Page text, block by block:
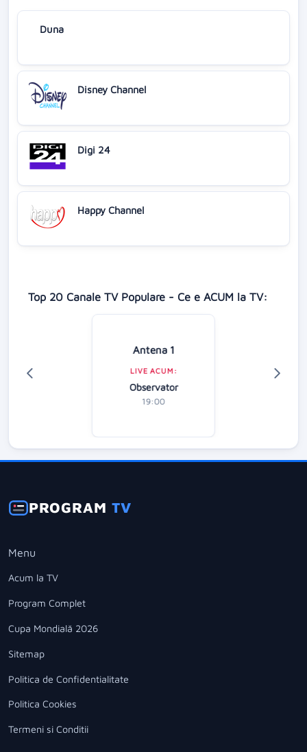
Duna
Disney Channel
Digi 24
Happy Channel
Top 20 Canale TV Populare - Ce e ACUM la TV:
Antena 1
LIVE ACUM:
Observator
19:00
PROGRAMTV
Menu
Acum la TV
Program Complet
Cupa Mondială 2026
Sitemap
Politica de Confidentialitate
Politica Cookies
Termeni si Conditii